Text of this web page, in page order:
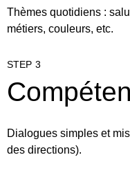
Thèmes quotidiens :
métiers, couleurs, etc.
STEP 3
Dialogues simples et
des directions).